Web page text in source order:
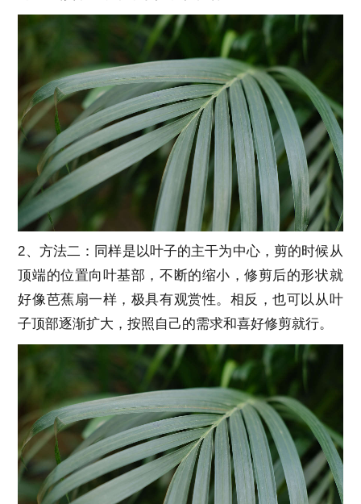
2、方法二：同样是以叶子的主干为中心，剪的时候从
顶端的位置向叶基部，不断的缩小，修剪后的形状就
好像芭蕉扇一样，极具有观赏性。相反，也可以从叶
子顶部逐渐扩大，按照自己的需求和喜好修剪就行。